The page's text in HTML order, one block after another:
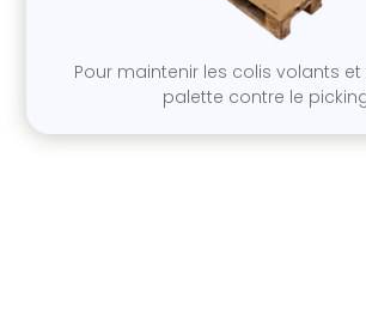
Pour maintenir les colis volants et
palette contre le